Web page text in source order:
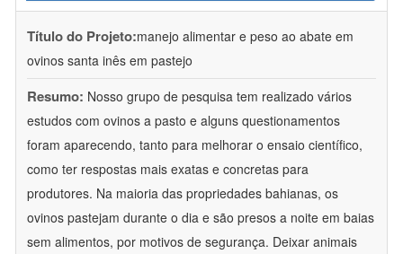
Título do Projeto:manejo alimentar e peso ao abate em
ovinos santa inês em pastejo
Resumo: Nosso grupo de pesquisa tem realizado vários
estudos com ovinos a pasto e alguns questionamentos
foram aparecendo, tanto para melhorar o ensaio científico,
como ter respostas mais exatas e concretas para
produtores. Na maioria das propriedades bahianas, os
ovinos pastejam durante o dia e são presos a noite em baias
sem alimentos, por motivos de segurança. Deixar animais